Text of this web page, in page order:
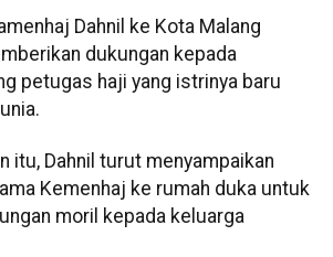
Dahnil ke Kota Malang
dukungan kepada
petugas haji yang istrinya baru
itu, Dahnil turut menyampaikan
Kemenhaj ke rumah duka untuk
moril kepada keluarga